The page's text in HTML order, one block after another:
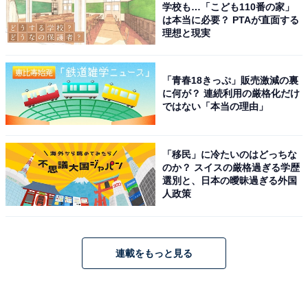
第2位：ヴィ・ド・フランス
クリームパンやメロンパンなどの定番菓子パン、ゴロゴ
ワッサン（税込150円）」など、デニッシュやドーナツ
まで豊富な種類も魅力です。
学校も…「こども110番の家」
は本当に必要？ PTAが直面する
理想と現実
「青春18きっぷ」販売激減の裏
に何が？ 連続利用の厳格化だけ
ではない「本当の理由」
「移民」に冷たいのはどっちな
のか？ スイスの厳格過ぎる学歴
選別と、日本の曖昧過ぎる外国
人政策
連載をもっと見る